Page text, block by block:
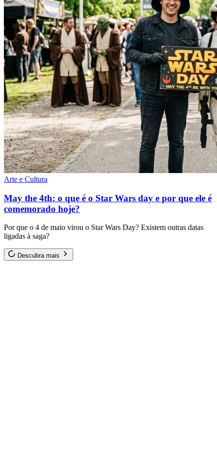
Arte e Cultura
May the 4th: o que é o Star Wars day e por que ele é
comemorado hoje?
Por que o 4 de maio virou o Star Wars Day? Existem outras datas
ligadas à saga?
Descubra mais